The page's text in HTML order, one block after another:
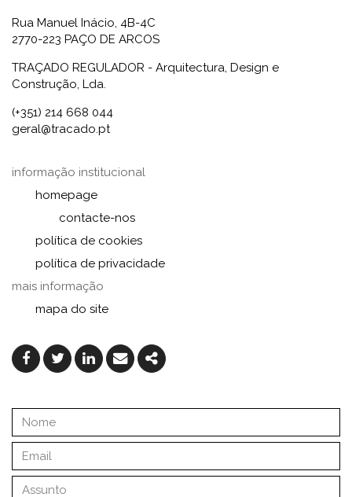
Rua Manuel Inácio, 4B-4C
2770-223 PAÇO DE ARCOS
TRAÇADO REGULADOR - Arquitectura, Design e
Construção, Lda.
(+351) 214 668 044
geral@tracado.pt
informação institucional
homepage
contacte-nos
política de cookies
política de privacidade
mais informação
mapa do site
Facebook
TwitterLinkedinEmailShare